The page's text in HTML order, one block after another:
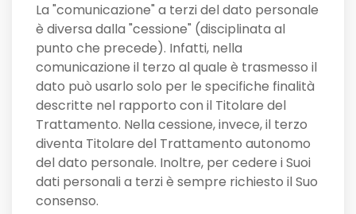
La "comunicazione" a terzi del dato personale
è diversa dalla "cessione" (disciplinata al
punto che precede). Infatti, nella
comunicazione il terzo al quale è trasmesso il
dato può usarlo solo per le specifiche finalità
descritte nel rapporto con il Titolare del
Trattamento. Nella cessione, invece, il terzo
diventa Titolare del Trattamento autonomo
del dato personale. Inoltre, per cedere i Suoi
dati personali a terzi è sempre richiesto il Suo
consenso.